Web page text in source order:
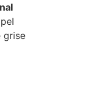
grise